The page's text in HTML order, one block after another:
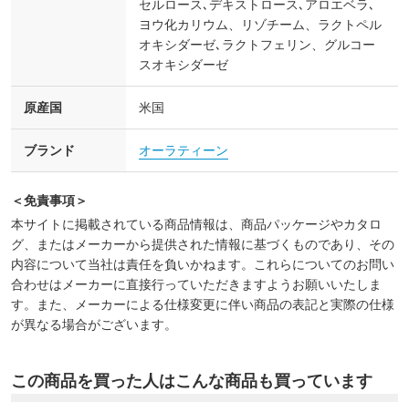
セルロース､デキストロース､アロエベラ､
ヨウ化カリウム、リゾチーム、ラクトペル
オキシダーゼ､ラクトフェリン、グルコー
スオキシダーゼ
原産国 米国
ブランド オーラティーン
＜免責事項＞
本サイトに掲載されている商品情報は、商品パッケージやカタロ
グ、またはメーカーから提供された情報に基づくものであり、その
内容について当社は責任を負いかねます。これらについてのお問い
合わせはメーカーに直接行っていただきますようお願いいたしま
す。また、メーカーによる仕様変更に伴い商品の表記と実際の仕様
が異なる場合がございます。
この商品を買った人はこんな商品も買っています